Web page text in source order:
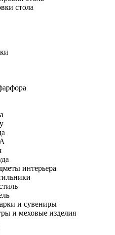
стола
интерьера
и сувениры
и меховые изделия